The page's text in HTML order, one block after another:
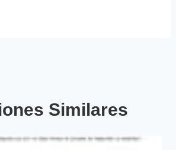
Similares